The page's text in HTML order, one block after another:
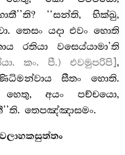
‘‘සන්ති, භික්ඛු,
තෙසං යදා එවං හොති
රතියා වසෙය්යාමා’ති
කං. පී.) එවමුපරිපි] ,
සීතං හොති.
අයං පච්චයො,
තෙපඤ්ඤාසමං.